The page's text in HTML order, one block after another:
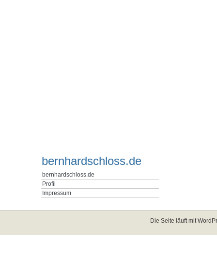
bernhardschloss.de
bernhardschloss.de
Profil
Impressum
Die Seite läuft mit